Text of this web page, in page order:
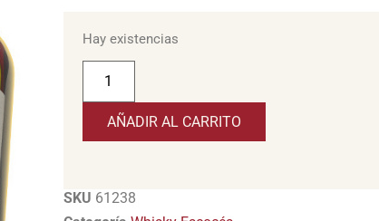
Hay existencias
AÑADIR AL CARRITO
SKU 61238